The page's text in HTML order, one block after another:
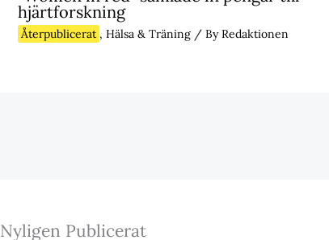
hjärtforskning
Återpublicerat , Hälsa & Träning/ ByRedaktionen
Nyligen Publicerat